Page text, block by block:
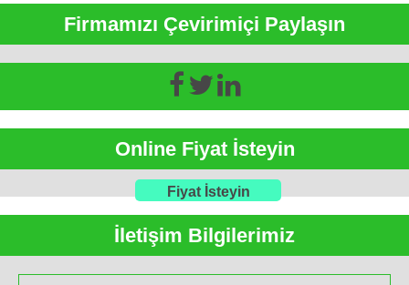
Firmamızı Çevirimiçi Paylaşın
Online Fiyat İsteyin
Fiyat İsteyin
İletişim Bilgilerimiz